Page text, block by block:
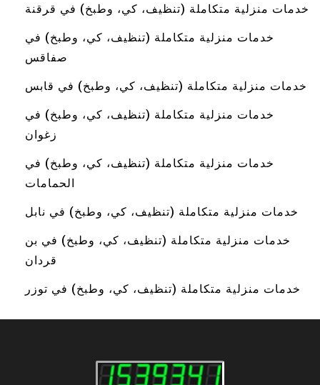
خدمات منزلية متكاملة (تنظيف، كي، وطبخ) في قرقنة
خدمات منزلية متكاملة (تنظيف، كي، وطبخ) في
صفاقس
خدمات منزلية متكاملة (تنظيف، كي، وطبخ) في قابس
خدمات منزلية متكاملة (تنظيف، كي، وطبخ) في
زغوان
خدمات منزلية متكاملة (تنظيف، كي، وطبخ) في
الحمامات
خدمات منزلية متكاملة (تنظيف، كي، وطبخ) في نابل
خدمات منزلية متكاملة (تنظيف، كي، وطبخ) في بن
قردان
خدمات منزلية متكاملة (تنظيف، كي، وطبخ) في توزر